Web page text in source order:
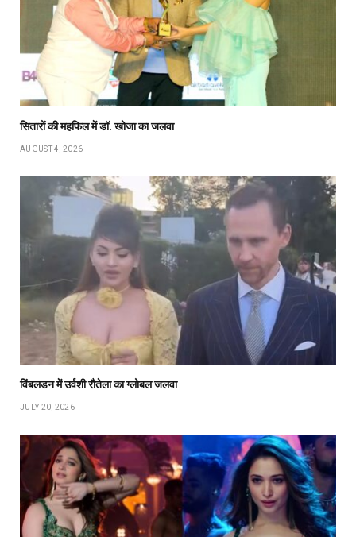
सितारों की महफिल में डॉ. खोजा का जलवा
AUGUST 4, 2026
विंबलडन में उर्वशी रौतेला का ग्लोबल जलवा
JULY 20, 2026